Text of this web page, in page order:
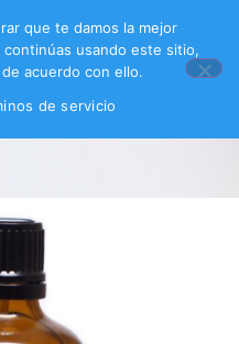
que te damos la mejor
usando este sitio,
acuerdo con ello.
de servicio